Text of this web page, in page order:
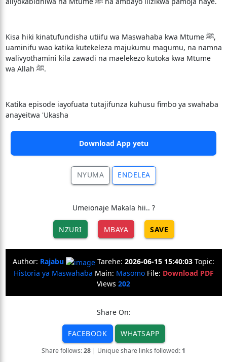
Kisa hiki kinatufundisha utiifu wa Maswahaba kwa Mtume ﷺ,
uaminifu wao katika kutekeleza majukumu magumu, na namna
walivyothamini kila zawadi na maelekezo kutoka kwa Mtume
wa Allah ﷺ.
Katika episode iayofuata tutajifunza kuhusu fimbo ya swahaba
anayeitwa 'Ukasha
Download App yetu
NYUMA ENDELEA
Umeionaje Makala hii.. ?
NZURI MBAYA SAVE
Author: Rajabu Tarehe: 2026-06-15 15:40:03 Topic:
Historia ya Maswahaba Main: MasomoFile: Download PDF
Views 202
Share On:
FACEBOOK WHATSAPP
Share follows:28 | Unique share links followed: 1